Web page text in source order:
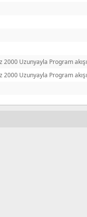
Uzunyayla Program akışı
Uzunyayla Program akışı